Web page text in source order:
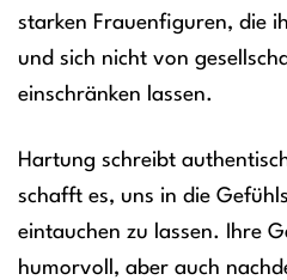
starken Frauenfiguren, die
und sich nicht von
einschränken lassen.
Hartung schreibt
schafft es, uns in die
eintauchen zu lassen. Ihre
humorvoll, aber auch